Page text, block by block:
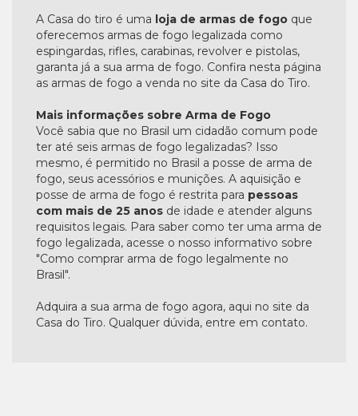
A Casa do tiro é uma loja de armas de fogo que
oferecemos armas de fogo legalizada como
espingardas, rifles, carabinas, revolver e pistolas,
garanta já a sua arma de fogo. Confira nesta página
as armas de fogo a venda no site da Casa do Tiro.
Mais informações sobre Arma de Fogo
Você sabia que no Brasil um cidadão comum pode
ter até seis armas de fogo legalizadas? Isso
mesmo, é permitido no Brasil a posse de arma de
fogo, seus acessórios e munições. A aquisição e
posse de arma de fogo é restrita para pessoas
com mais de 25 anos de idade e atender alguns
requisitos legais. Para saber como ter uma arma de
fogo legalizada, acesse o nosso informativo sobre
"Como comprar arma de fogo legalmente no
Brasil".
Adquira a sua arma de fogo agora, aqui no site da
Casa do Tiro. Qualquer dúvida, entre em contato.